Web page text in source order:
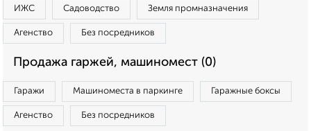
ИЖС Садоводство Земля промназначения
Агенство Без посредников
Продажа гаржей, машиномест (0)
Гаражи Машиноместа в паркинге Гаражные боксы
Агенство Без посредников